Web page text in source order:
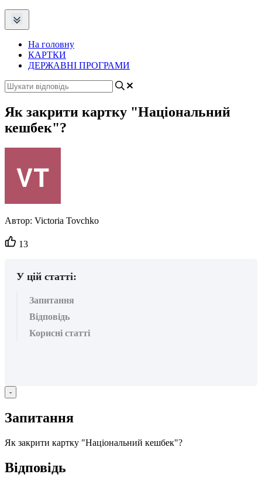
На головну
КАРТКИ
ДЕРЖАВНІ ПРОГРАМИ
Як закрити картку "Національний
кешбек"?
Автор: Victoria Tovchko
Кількість
вподобайок:
13
У цій статті:
Запитання
Відповідь
Корисні статті
-
Запитання
Як закрити картку "Національний кешбек"?
Відповідь